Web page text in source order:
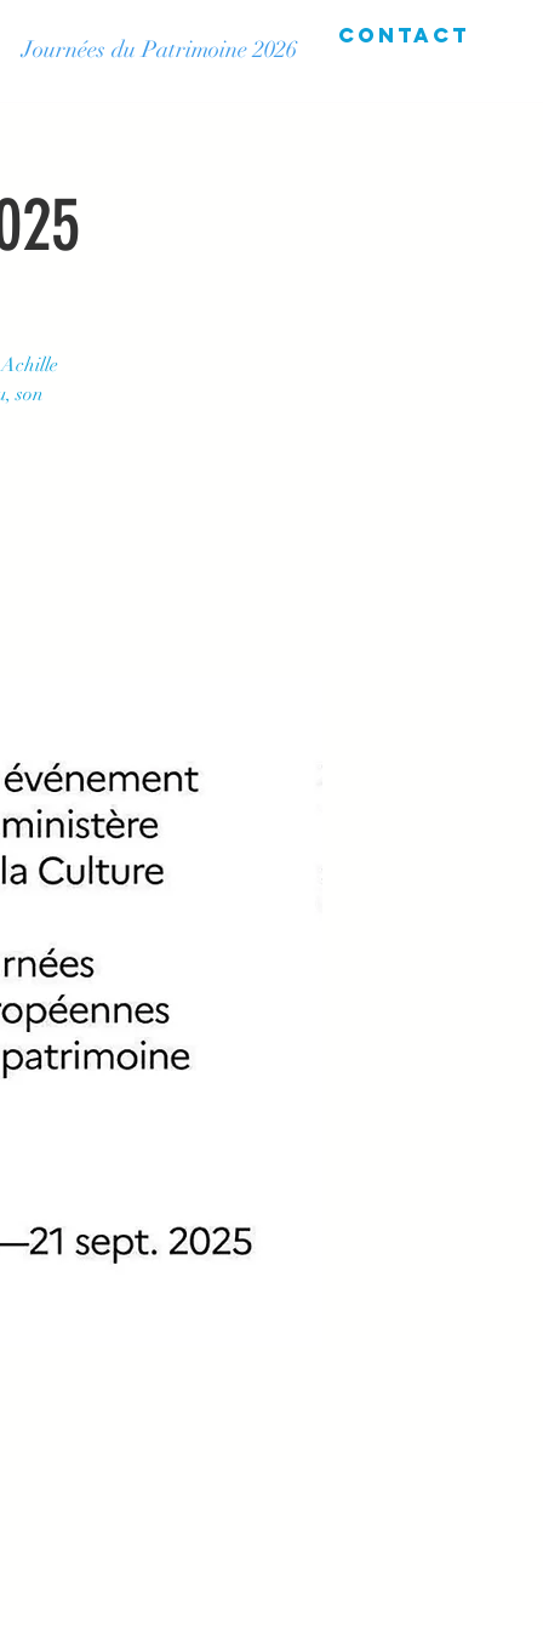
Journées du Patrimoine 2026 Contact
son